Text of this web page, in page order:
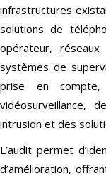
infrastructures
solutions de
opérateur,
systèmes de
prise en compte,
vidéosurveillance,
intrusion et des
L’audit permet
d’amélioration,